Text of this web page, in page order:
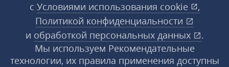
с Условиями использования cookie
,
Политикой конфиденциальности
и обработкой персональных данных
.
Мы используем Рекомендательные
технологии, их правила применения доступны